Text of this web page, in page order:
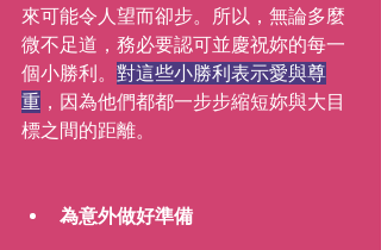
來可能令人望而卻步。所以，無論多麼
微不足道，務必要認可並慶祝妳的每一
個小勝利。 對這些小勝利表示愛與尊
重 ，因為他們都都一步步縮短妳與大目
標之間的距離。
為意外做好準備